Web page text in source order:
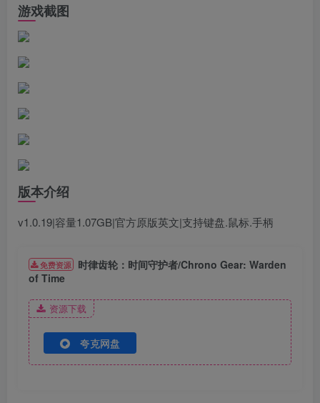
游戏截图
版本介绍
v1.0.19|容量1.07GB|官方原版英文|支持键盘.鼠标.手柄
免费资源
时律齿轮：时间守护者/Chrono Gear: Warden
of Time
资源下载
夸克网盘